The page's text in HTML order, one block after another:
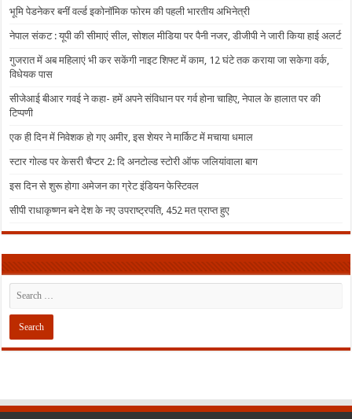
भूमि पेडनेकर बनीं वर्ल्ड इकोनॉमिक फोरम की पहली भारतीय अभिनेत्री
नेपाल संकट : यूपी की सीमाएं सील, सोशल मीडिया पर पैनी नजर, डीजीपी ने जारी किया हाई अलर्ट
गुजरात में अब महिलाएं भी कर सकेंगी नाइट शिफ्ट में काम, 12 घंटे तक कराया जा सकेगा वर्क,
विधेयक पास
सीजेआई बीआर गवई ने कहा- हमें अपने संविधान पर गर्व होना चाहिए, नेपाल के हालात पर की
टिप्पणी
एक ही दिन में निवेशक हो गए अमीर, इस शेयर ने मार्किट में मचाया धमाल
स्टार गोल्ड पर केसरी चैप्टर 2: दि अनटोल्ड स्टोरी ऑफ जलियांवाला बाग
इस दिन से शुरू होगा अमेजन का ग्रेट इंडियन फेस्टिवल
सीपी राधाकृष्णन बने देश के नए उपराष्ट्रपति, 452 मत प्राप्त हुए